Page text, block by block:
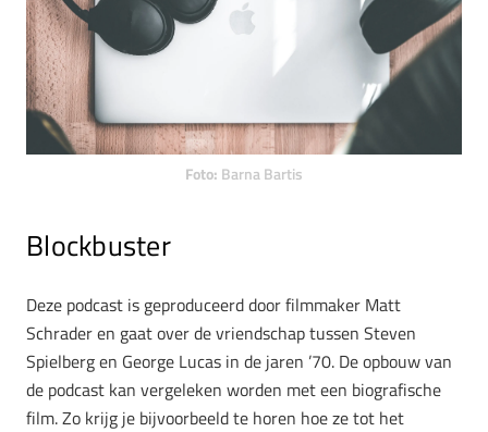
Foto: Barna Bartis
Blockbuster
Deze podcast is geproduceerd door filmmaker Matt
Schrader en gaat over de vriendschap tussen Steven
Spielberg en George Lucas in de jaren ’70. De opbouw van
de podcast kan vergeleken worden met een biografische
film. Zo krijg je bijvoorbeeld te horen hoe ze tot het